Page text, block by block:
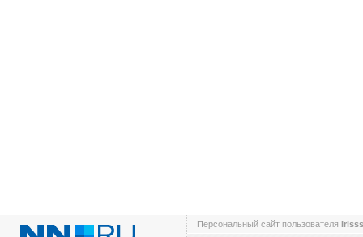
Персональный сайт пользователя